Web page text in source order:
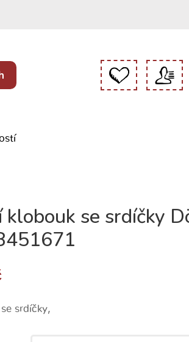
klobouk se srdíčky
srdíčky,